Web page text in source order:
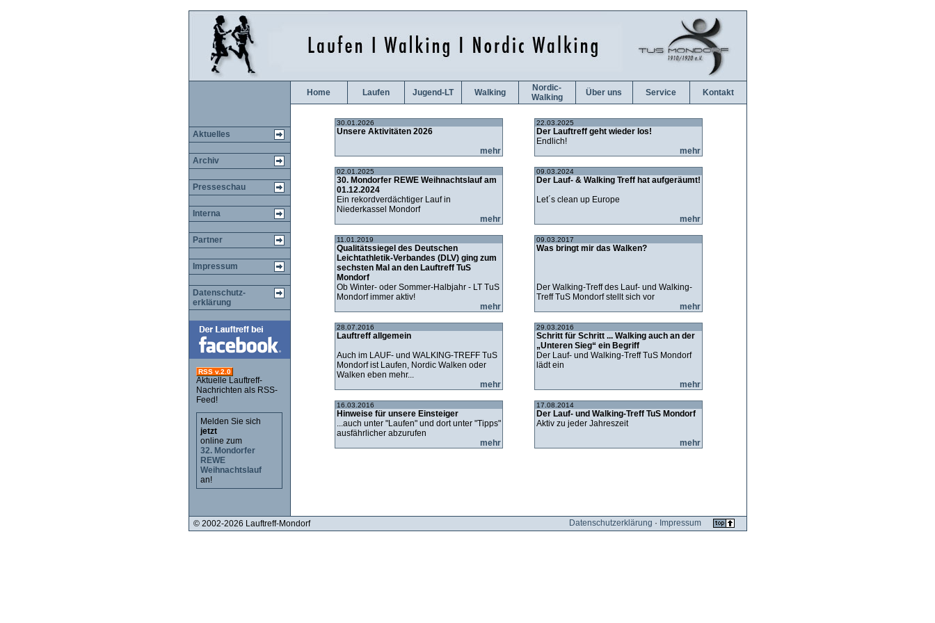
Aktuelles
Archiv
Presseschau
Interna
Partner
Impressum
Datenschutz-
erklärung
RSS v.2.0
Aktuelle Lauftreff-
Nachrichten als RSS-
Feed!
Melden Sie sich
jetzt
online zum
32. Mondorfer
REWE
Weihnachtslauf
an!
Home Laufen Jugend-LT Walking
Nordic-
Walking
Über uns Service Kontakt
30.01.2026 22.03.2025
Unsere Aktivitäten 2026
Der Lauftreff geht wieder los!
Endlich!
mehr
mehr
02.01.2025 09.03.2024
30. Mondorfer REWE Weihnachtslauf am
01.12.2024
Der Lauf- & Walking Treff hat aufgeräumt!
Ein rekordverdächtiger Lauf in
Niederkassel Mondorf
Let´s clean up Europe
mehr
mehr
11.01.2019 09.03.2017
Qualitätssiegel des Deutschen
Leichtathletik-Verbandes (DLV) ging zum
sechsten Mal an den Lauftreff TuS
Mondorf
Was bringt mir das Walken?
Ob Winter- oder Sommer-Halbjahr - LT TuS
Mondorf immer aktiv!
Der Walking-Treff des Lauf- und Walking-
Treff TuS Mondorf stellt sich vor
mehr
mehr
28.07.2016 29.03.2016
Lauftreff allgemein
Schritt für Schritt ... Walking auch an der
„Unteren Sieg“ ein Begriff
Auch im LAUF- und WALKING-TREFF TuS
Mondorf ist Laufen, Nordic Walken oder
Walken eben mehr...
Der Lauf- und Walking-Treff TuS Mondorf
lädt ein
mehr
mehr
16.03.2016 17.08.2014
Hinweise für unsere Einsteiger
Der Lauf- und Walking-Treff TuS Mondorf
...auch unter "Laufen" und dort unter "Tipps"
ausfährlicher abzurufen
Aktiv zu jeder Jahreszeit
mehr
mehr
Datenschutzerklärung · Impressum
© 2002-2026 Lauftreff-Mondorf